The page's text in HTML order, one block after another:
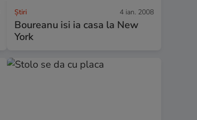
Ştiri 4 ian. 2008
Boureanu isi ia casa la New
York